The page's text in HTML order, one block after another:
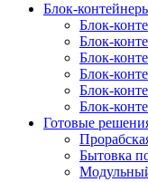
Блок-
Блок-
Блок-
Блок-
Блок-
Блок-
Блок-
Готовые
Бытовка